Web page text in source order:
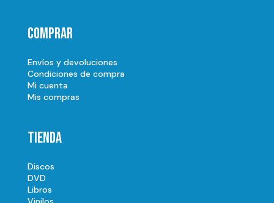
Comprar
Envíos y devoluciones
Condiciones de compra
Mi cuenta
Mis compras
Tienda
Discos
DVD
Libros